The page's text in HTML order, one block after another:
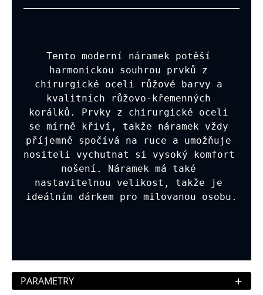
Tento moderní náramek potěší
harmonickou souhrou prvků z
chirurgické oceli růžové barvy a
kvalitních růžovo-křemenných
korálků. Prvky z chirurgické oceli
se mírně křiví, takže náramek vždy
příjemně spočívá na ruce a umožňuje
nositeli vychutnat si vysoký komfort
nošení. Náramek má také
nastavitelnou velikost, takže je
ideálním dárkem pro milovanou osobu.
PARAMETRY +